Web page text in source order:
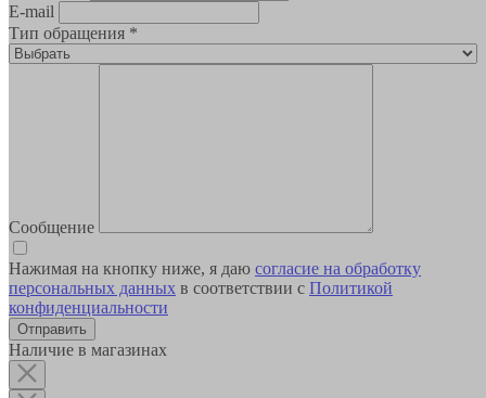
E-mail
Тип обращения *
Сообщение
Нажимая на кнопку ниже, я даю согласие на обработку
персональных данных в соответствии с Политикой
конфиденциальности
Наличие в магазинах